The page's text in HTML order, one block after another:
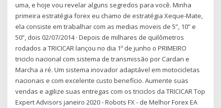
uma, e hoje vou revelar alguns segredos para você. Minha
primeira estratégia forex eu chamo de estratégia Xeque-Mate,
ela consiste em trabalhar com as medias moveis de 5”, 10” e
50”, dois 02/07/2014 · Depois de milhares de quilômetros
rodados a TRICICAR lançou no dia 1º de junho o PRIMEIRO
triciclo nacional com sistema de transmissão por Cardan e
Marcha a ré. Um sistema inovador adaptável em motocicletas
nacionais e com excelente custo benefício. Aumente suas
vendas e agilize suas entregas com os triciclos da TRICICAR Top
Expert Advisors janeiro 2020 - Robots FX - de Melhor Forex EA